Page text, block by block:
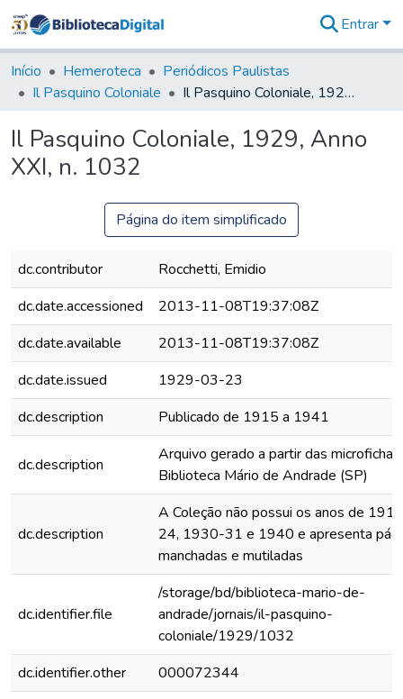
&
Coleções
Tudo na
Digital
Entrar
Início Hemeroteca
Periódicos Paulistas
Il Pasquino Coloniale
Il Pasquino Coloniale, 1929, Anno XXI, n. 1032
Il Pasquino Coloniale, 1929, Anno
XXI, n. 1032
Página do item simplificado
dc.contributor
Rocchetti, Emidio
dc.date.accessioned
2013-11-08T19:37:08Z
dc.date.available
2013-11-08T19:37:08Z
dc.date.issued
1929-03-23
dc.description
Publicado de 1915 a 1941
dc.description
Arquivo gerado a partir das
Biblioteca Mário de Andrade (SP)
dc.description
A Coleção não possui os anos de
24, 1930-31 e 1940 e apresenta
manchadas e mutiladas
dc.identifier.file
/storage/bd/biblioteca-mario-de-
andrade/jornais/il-pasquino-
coloniale/1929/1032
dc.identifier.other
000072344